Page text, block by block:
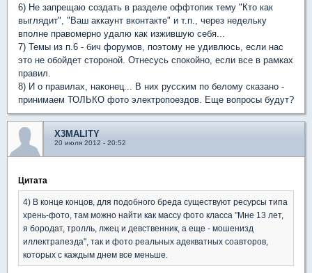
6) Не запрещаю создать в разделе оффтопик тему "Кто как
выглядит", "Ваш аккаунт вконтакте" и т.п., через недельку
вполне правомерно удалю как изжившую себя...
7) Темы из п.6 - бич форумов, поэтому не удивлюсь, если нас
это не обойдет стороной. Отнесусь спокойно, если все в рамках
правил.
8) И о правилах, наконец... В них русским по белому сказано -
принимаем ТОЛЬКО фото электропоездов. Еще вопросы будут?
X3MALITY
20 июля 2012 - 20:52
Цитата
4) В конце концов, для подобного бреда существуют ресурсы типа
хрень-фото, там можно найти как массу фото класса "Мне 13 лет,
я бородат, тролль, лжец и девственник, а еще - мошенизд
иллектрапезда", так и фото реальных адекватных соавторов,
которых с каждым днем все меньше.